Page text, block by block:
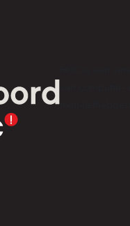
tech-liefhebbers.